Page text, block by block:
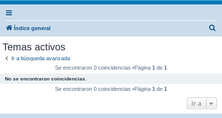
Índice general
Temas activos
Ir a búsqueda avanzada
Se encontraron 0 coincidencias •Página 1 de 1
No se encontraron coincidencias.
Se encontraron 0 coincidencias •Página 1 de 1
Ir a